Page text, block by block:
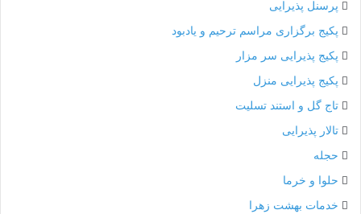
پرسنل پذیرایی
پکیج برگزاری مراسم ترحیم و یادبود
پکیج پذیرایی سر مزار
پکیج پذیرایی منزل
تاج گل و استند تسلیت
تالار پذیرایی
حجله
حلوا و خرما
خدمات بهشت زهرا